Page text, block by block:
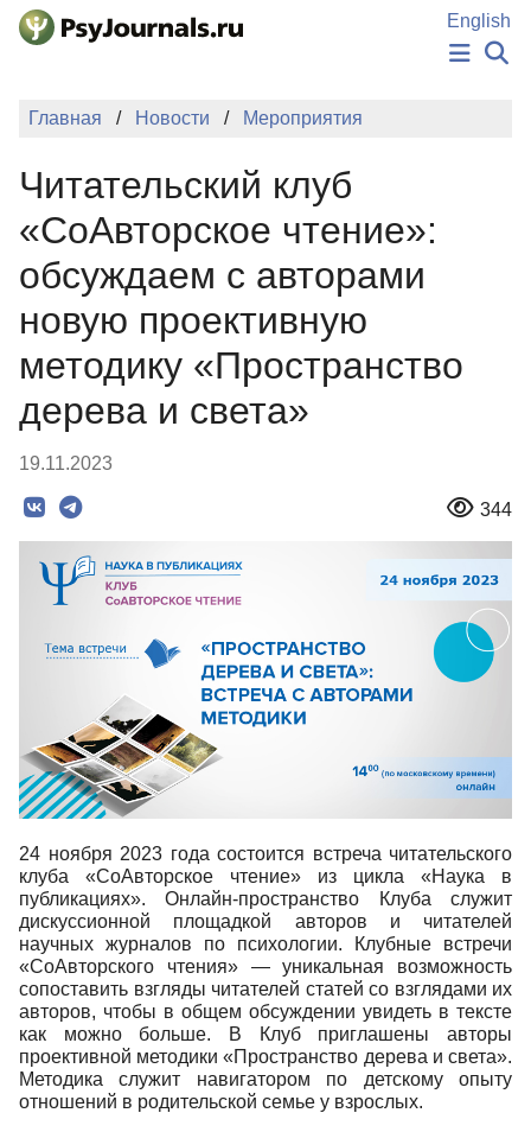
Перейти к основному содержанию
English
НОВОСТИ
ПОДАТЬ РУКОПИСЬ
КЛЮЧЕВЫЕ СЛОВА
Регистрация
Вход
Главная Новости Мероприятия
Читательский клуб
«СоАвторское чтение»:
обсуждаем с авторами
новую проективную
методику «Пространство
дерева и света»
19.11.2023
344
24 ноября 2023 года состоится встреча читательского
клуба «СоАвторское чтение» из цикла «Наука в
публикациях». Онлайн-пространство Клуба служит
дискуссионной площадкой авторов и читателей
научных журналов по психологии. Клубные встречи
«СоАвторского чтения» — уникальная возможность
сопоставить взгляды читателей статей со взглядами их
авторов, чтобы в общем обсуждении увидеть в тексте
как можно больше. В Клуб приглашены авторы
проективной методики «Пространство дерева и света».
Методика служит навигатором по детскому опыту
отношений в родительской семье у взрослых.